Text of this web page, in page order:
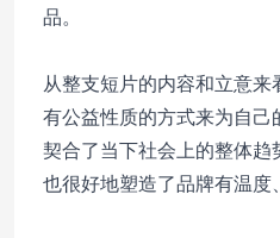
品。
从整支短片的内容和立意
有公益性质的方式来为自己
契合了当下社会上的整体趋
也很好地塑造了品牌有温度